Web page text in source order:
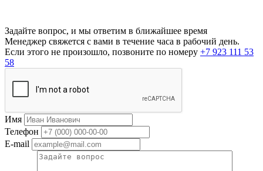
Задайте вопрос, и мы ответим в ближайшее время
Менеджер свяжется с вами в течение часа в рабочий день.
Если этого не произошло, позвоните по номеру +7 923 111 53
58
Имя
Телефон
E-mail